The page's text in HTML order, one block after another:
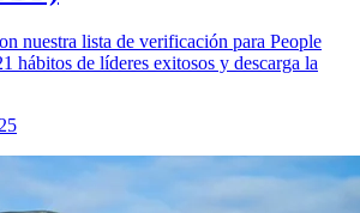
nuestra lista de verificación para People
hábitos de líderes exitosos y descarga la